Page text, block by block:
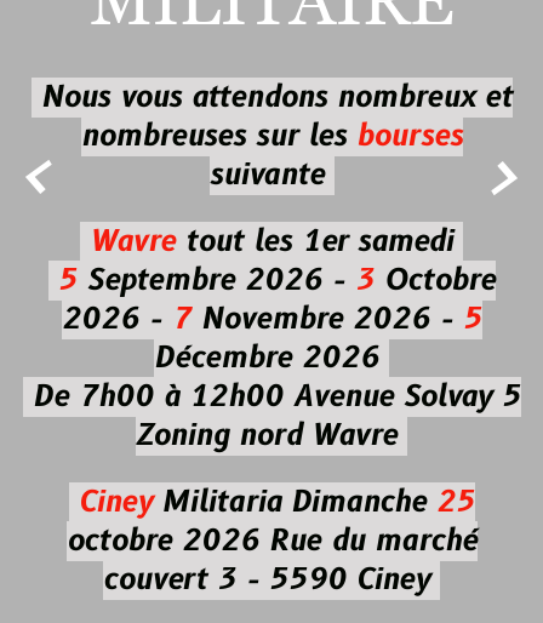
 
Nous vous attendons nombreux et
nombreuses sur les bourses
suivante
Wavretout les 1er samedi
5Septembre 2026 - 3Octobre
2026 -7Novembre 2026 - 5
Décembre 2026
De 7h00 à 12h00 Avenue Solvay 5
Zoning nord Wavre
CineyMilitaria Dimanche 25
octobre 2026Rue du marché
couvert 3 - 5590 Ciney